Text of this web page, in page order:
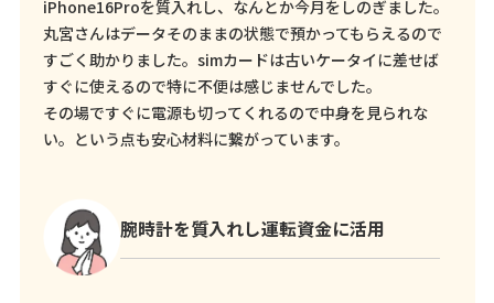
iPhone16Proを質入れし、なんとか今月をしのぎました。
丸宮さんはデータそのままの状態で預かってもらえるので
すごく助かりました。simカードは古いケータイに差せば
すぐに使えるので特に不便は感じませんでした。
その場ですぐに電源も切ってくれるので中身を見られな
い。という点も安心材料に繋がっています。
腕時計を質入れし運転資金に活用